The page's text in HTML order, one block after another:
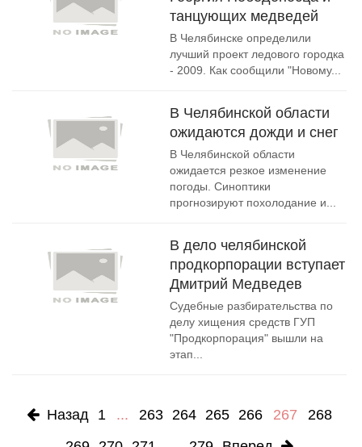
танцующих медведей
В Челябинске определили
лучший проект ледового городка
- 2009. Как сообщили "Новому...
В Челябинской области
ожидаются дожди и снег
В Челябинской области
ожидается резкое изменение
погоды. Синоптики
прогнозируют похолодание и...
В дело челябинской
продкорпорации вступает
Дмитрий Медведев
Судебные разбирательства по
делу хищения средств ГУП
"Продкорпорация" вышли на
этап...
Назад 1 ... 263 264 265 266 267
268